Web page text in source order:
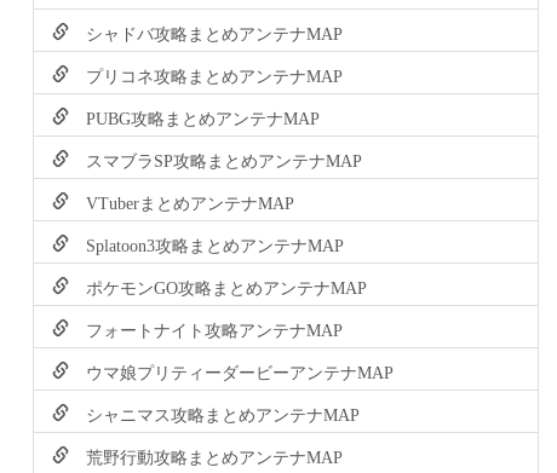
シャドバ攻略まとめアンテナMAP
プリコネ攻略まとめアンテナMAP
PUBG攻略まとめアンテナMAP
スマブラSP攻略まとめアンテナMAP
VTuberまとめアンテナMAP
Splatoon3攻略まとめアンテナMAP
ポケモンGO攻略まとめアンテナMAP
フォートナイト攻略アンテナMAP
ウマ娘プリティーダービーアンテナMAP
シャニマス攻略まとめアンテナMAP
荒野行動攻略まとめアンテナMAP